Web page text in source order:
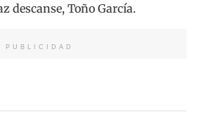
descanse, Toño García.
PUBLICIDAD